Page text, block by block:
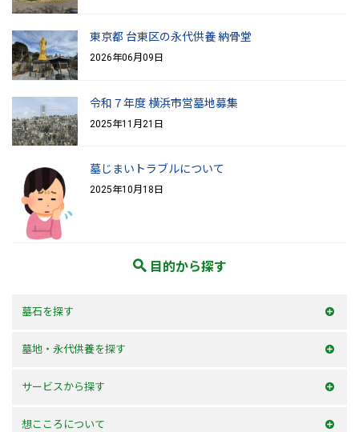
東京都 台東区の永代供養 納骨堂
2026年06月09日
令和７年度 横浜市営墓地募集
2025年11月21日
墓じまいトラブルについて
2025年10月18日
目的から探す
墓石を探す
和型墓石
洋型墓石
デザイン墓石
墓地・永代供養を探す
横浜市内
神奈川県
サービスから探す
お墓を建てる
想こころについて